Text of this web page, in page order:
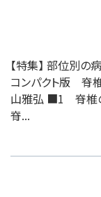
【特集】 部位別の
コンパクト版 脊
山雅弘 ■1 脊椎
脊...